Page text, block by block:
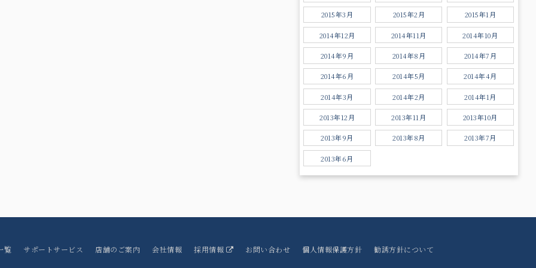
2015年3月 2015年2月 2015年1月
2014年12月 2014年11月 2014年10月
2014年9月 2014年8月 2014年7月
2014年6月 2014年5月 2014年4月
2014年3月 2014年2月 2014年1月
2013年12月 2013年11月 2013年10月
2013年9月 2013年8月 2013年7月
2013年6月
覧 サポートサービス 店舗のご案内 会社情報 採用情報 お問い合わせ 個人情報保護方針 勧誘方針について